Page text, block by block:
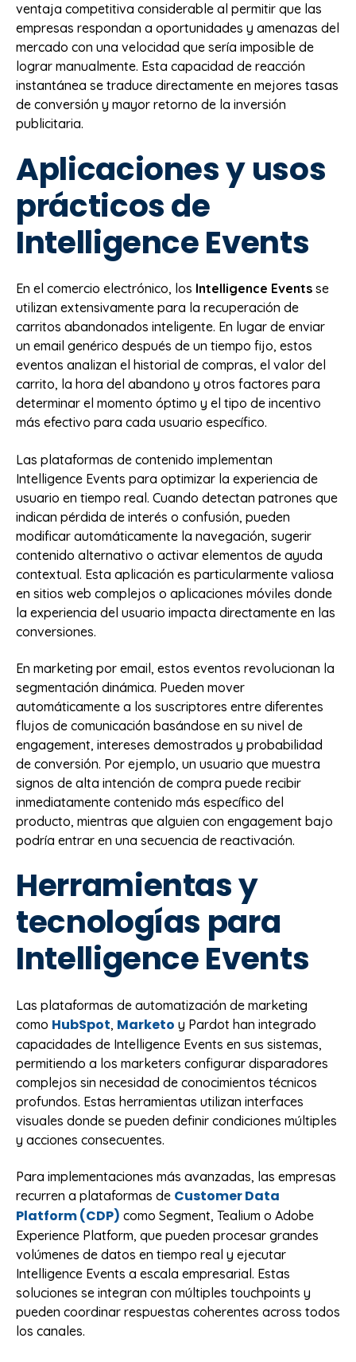
ventaja competitiva considerable al permitir que las
empresas respondan a oportunidades y amenazas del
mercado con una velocidad que sería imposible de
lograr manualmente. Esta capacidad de reacción
instantánea se traduce directamente en mejores tasas
de conversión y mayor retorno de la inversión
publicitaria.
Aplicaciones y usos
prácticos de
Intelligence Events
En el comercio electrónico, los Intelligence Events se
utilizan extensivamente para la recuperación de
carritos abandonados inteligente. En lugar de enviar
un email genérico después de un tiempo fijo, estos
eventos analizan el historial de compras, el valor del
carrito, la hora del abandono y otros factores para
determinar el momento óptimo y el tipo de incentivo
más efectivo para cada usuario específico.
Las plataformas de contenido implementan
Intelligence Events para optimizar la experiencia de
usuario en tiempo real. Cuando detectan patrones que
indican pérdida de interés o confusión, pueden
modificar automáticamente la navegación, sugerir
contenido alternativo o activar elementos de ayuda
contextual. Esta aplicación es particularmente valiosa
en sitios web complejos o aplicaciones móviles donde
la experiencia del usuario impacta directamente en las
conversiones.
En marketing por email, estos eventos revolucionan la
segmentación dinámica. Pueden mover
automáticamente a los suscriptores entre diferentes
flujos de comunicación basándose en su nivel de
engagement, intereses demostrados y probabilidad
de conversión. Por ejemplo, un usuario que muestra
signos de alta intención de compra puede recibir
inmediatamente contenido más específico del
producto, mientras que alguien con engagement bajo
podría entrar en una secuencia de reactivación.
Herramientas y
tecnologías para
Intelligence Events
Las plataformas de automatización de marketing
como HubSpot, Marketo y Pardot han integrado
capacidades de Intelligence Events en sus sistemas,
permitiendo a los marketers configurar disparadores
complejos sin necesidad de conocimientos técnicos
profundos. Estas herramientas utilizan interfaces
visuales donde se pueden definir condiciones múltiples
y acciones consecuentes.
Para implementaciones más avanzadas, las empresas
recurren a plataformas de Customer Data
Platform (CDP) como Segment, Tealium o Adobe
Experience Platform, que pueden procesar grandes
volúmenes de datos en tiempo real y ejecutar
Intelligence Events a escala empresarial. Estas
soluciones se integran con múltiples touchpoints y
pueden coordinar respuestas coherentes across todos
los canales.